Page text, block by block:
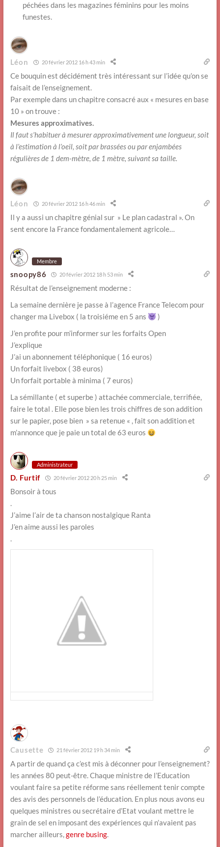
péchées dans les magazines féminins pour les moins
funestes.
Léon 20 février 2012 16 h 43 min
Ce bouquin est décidément très intéressant sur l’idée qu’on se
faisait de l’enseignement.
Par exemple dans un chapitre consacré aux « mesures en base
10 » on trouve :
Mesures approximatives.
Il faut s’habituer à mesurer approximativement une longueur, soit
à l’estimation à l’oeil, soit par brassées ou par enjambées
régulières de 1 dem-mètre, de 1 mètre, suivant sa taille.
Léon 20 février 2012 16 h 46 min
Il y a aussi un chapitre génial sur » Le plan cadastral ». On
sent encore la France fondamentalement agricole…
Membre
snoopy86 20 février 2012 18 h 53 min
Résultat de l’enseignement moderne :
La semaine dernière je passe à l’agence France Telecom pour
changer ma Livebox ( la troisiéme en 5 ans
)
J’en profite pour m’informer sur les forfaits Open
J’explique
J’ai un abonnement téléphonique ( 16 euros)
Un forfait livebox ( 38 euros)
Un forfait portable à minima ( 7 euros)
La sémillante ( et superbe ) attachée commerciale, terrifiée,
faire le total . Elle pose bien les trois chiffres de son addition
sur le papier, pose bien » sa retenue « , fait son addition et
m’annonce que je paie un total de 63 euros
Administrateur
D. Furtif 20 février 2012 20 h 25 min
Bonsoir à tous
.
J’aime l’air de ta chanson nostalgique Ranta
J’en aime aussi les paroles
.
Causette 21 février 2012 19 h 34 min
A partir de quand ça c’est mis à déconner pour l’enseignement?
les années 80 peut-être. Chaque ministre de l’Education
voulant faire sa petite réforme sans réellement tenir compte
des avis des personnels de l’éducation. En plus nous avons eu
quelques ministres ou secrétaire d’Etat voulant mettre le
grain de sel en imposant des expériences qui n’avaient pas
marcher ailleurs,genre busing.